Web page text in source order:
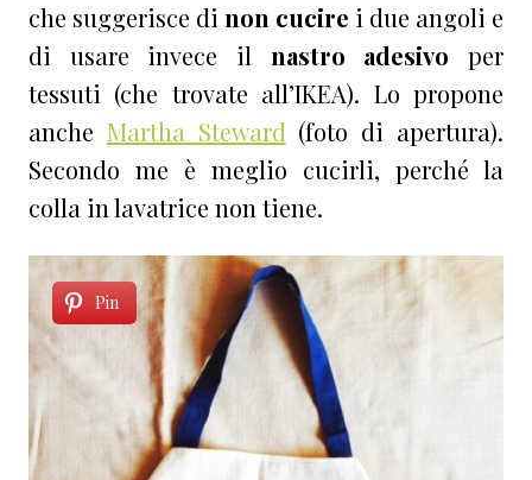
che suggerisce di non cucire i due angoli e
di usare invece il nastro adesivo per
tessuti (che trovate all’IKEA). Lo propone
anche Martha Steward (foto di apertura).
Secondo me è meglio cucirli, perché la
colla in lavatrice non tiene.
Pin